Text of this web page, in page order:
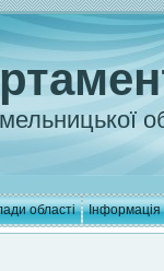
області Інформація